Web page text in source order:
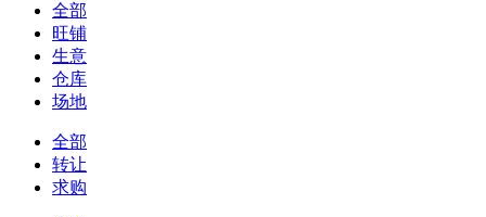
全部
旺铺
生意
仓库
场地
全部
转让
求购